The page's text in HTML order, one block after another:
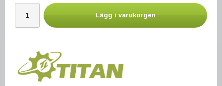
Lägg i varukorgen